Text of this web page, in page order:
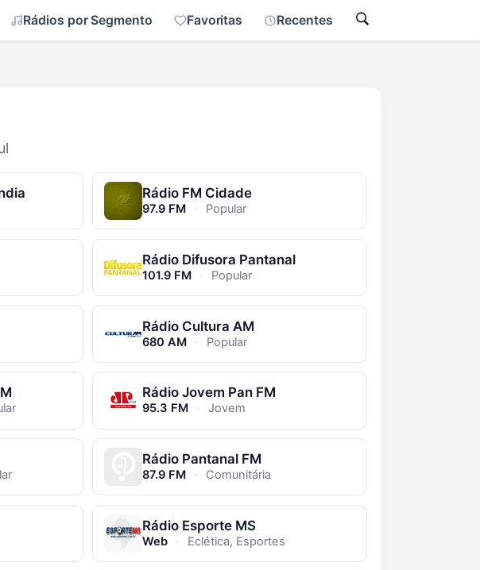
Rádios por Segmento Favoritas Recentes
Rádio FM Cidade
97.9 FM · Popular
Rádio Difusora Pantanal
101.9 FM · Popular
Rádio Cultura AM
680 AM · Popular
Rádio Jovem Pan FM
95.3 FM · Jovem
Rádio Pantanal FM
87.9 FM · Comunitária
Rádio Esporte MS
Web · Eclética, Esportes